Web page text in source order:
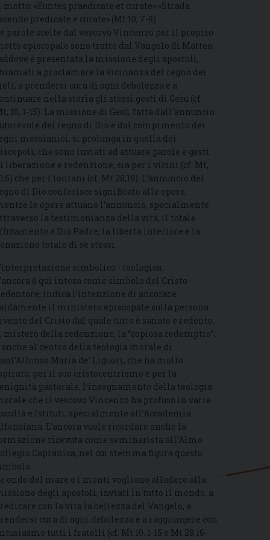
motto: «Euntes praedicate et curate» «Strada
predicate e curate» (Mt 10, 7-8)
parole scelte dal vescovo Vincenzo per il proprio
episcopale sono tratte dal Vangelo di Matteo,
è presentata la missione degli apostoli,
a proclamare la vicinanza del regno dei
a prendersi cura di ogni debolezza e a
nella storia gli stessi gesti di Gesù (cf.
10, 1-15). La missione di Gesù, fatta dall’annuncio
del regno di Dio e dal compimento dei
messianici, si prolunga in quella dei
che sono inviati ad attuare parole e gesti
liberazione e redenzione, sia per i vicini (cf. Mt,
che per i lontani (cf. Mt 28,19). L’annuncio del
di Dio conferisce significato alle opere;
le opere attuano l’annuncio, specialmente
la testimonianza della vita, il totale
a Dio Padre, la libertà interiore e la
totale di se stessi.
simbolico - teologica:
è qui intesa come simbolo del Cristo
indica l’intenzione di ancorare
il ministero episcopale sulla persona
del Cristo dal quale tutto è sanato e redento.
mistero della redenzione, la “copiosa redemptio”,
anche al centro della teologia morale di
Maria de’ Liguori, che ha molto
per il suo cristocentrismo e per la
pastorale, l’insegnamento della teologia
che il vescovo Vincenzo ha profuso in varie
e Istituti, specialmente all’Accademia
L’ancora vuole ricordare anche la
ricevuta come seminarista all’Almo
Capranica, nel cui stemma figura questo
onde del mare e i monti vogliono alludere alla
degli apostoli, inviati in tutto il mondo, a
con la vita la bellezza del Vangelo, a
cura di ogni debolezza e a raggiungere con
tutti i fratelli (cf. Mt 10, 1-15 e Mt 28,16-